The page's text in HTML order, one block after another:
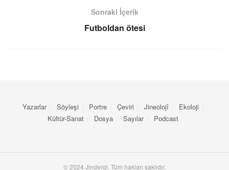
Sonraki İçerik
Futboldan ötesi
Yazarlar Söyleşi Portre Çeviri Jineolojî
Ekoloji
Kültür-Sanat
Dosya Sayılar Podcast
© 2024 Jindergi. Tüm hakları saklıdır.